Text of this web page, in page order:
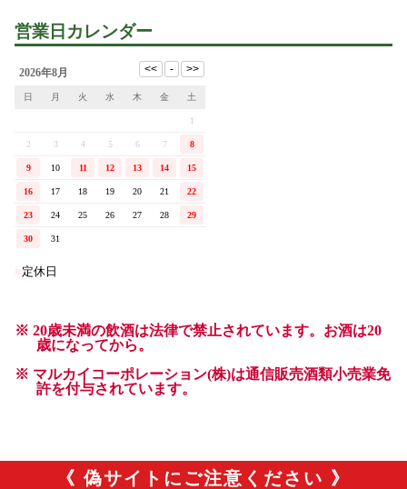
《 偽サイトにご注意ください 》